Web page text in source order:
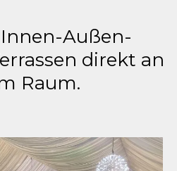
Außen-
direkt an
Raum.